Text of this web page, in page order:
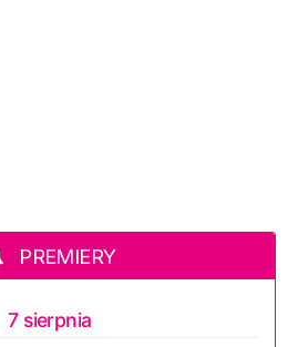
PREMIERY
7 sierpnia